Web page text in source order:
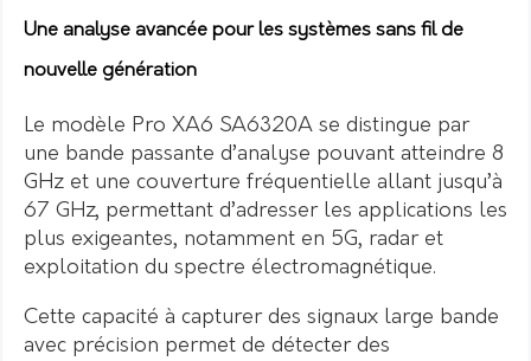
Une analyse avancée pour les systèmes sans fil de
nouvelle génération
Le modèle Pro XA6 SA6320A se distingue par
une bande passante d’analyse pouvant atteindre 8
GHz et une couverture fréquentielle allant jusqu’à
67 GHz, permettant d’adresser les applications les
plus exigeantes, notamment en 5G, radar et
exploitation du spectre électromagnétique.
Cette capacité à capturer des signaux large bande
avec précision permet de détecter des